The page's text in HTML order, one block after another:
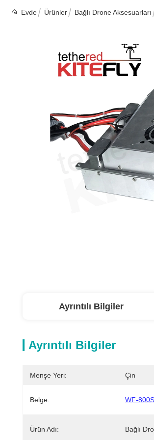
Evde Ürünler Bağlı Drone Aksesuarları
Ayrıntılı Bilgiler
Ayrıntılı Bilgiler
Menşe Yeri: Çin
Belge: WF-
Ürün Adı: Bağlı